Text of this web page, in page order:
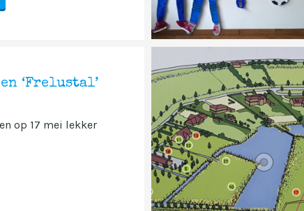
‘Frelustal’
op 17 mei lekker